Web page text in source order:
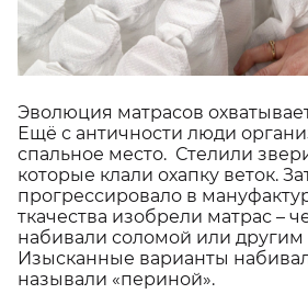
Эволюция матрасов
Ещё с античности люди
спальное место. Стелили
которые клали охапку веток.
прогрессировало в
ткачества изобрели матрас –
набивали соломой или
Изысканные варианты
называли «периной».